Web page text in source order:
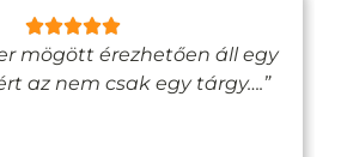
mögött érezhetően áll egy
az nem csak egy tárgy….”